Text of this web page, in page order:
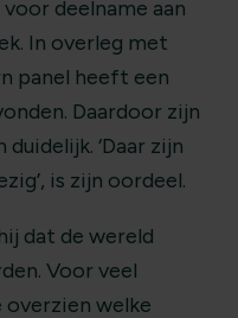
deelname aan
In overleg met
panel heeft een
Daardoor zijn
‘Daar zijn
is zijn oordeel.
dat de wereld
Voor veel
welke